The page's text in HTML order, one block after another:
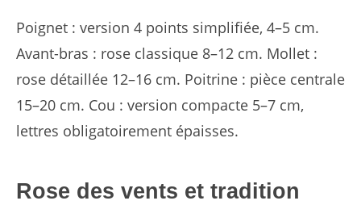
Poignet : version 4 points simplifiée, 4–5 cm.
Avant-bras : rose classique 8–12 cm. Mollet :
rose détaillée 12–16 cm. Poitrine : pièce centrale
15–20 cm. Cou : version compacte 5–7 cm,
lettres obligatoirement épaisses.
Rose des vents et tradition